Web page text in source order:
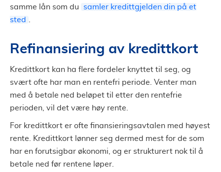
samme lån som du
samler kredittgjelden din på et
sted
Refinansiering av kredittkort
Kredittkort kan ha flere fordeler knyttet til seg, og
svært ofte har man en rentefri periode. Venter man
med å betale ned beløpet til etter den rentefrie
perioden, vil det være høy rente.
For kredittkort er ofte finansieringsavtalen med høyest
rente. Kredittkort lønner seg dermed mest for de som
har en forutsigbar økonomi, og er strukturert nok til å
betale ned før rentene løper.